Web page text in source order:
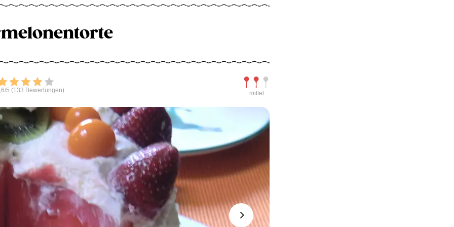
Bewerten
5 (133 Bewertungen)
Schwierigkeit
mittel
Next